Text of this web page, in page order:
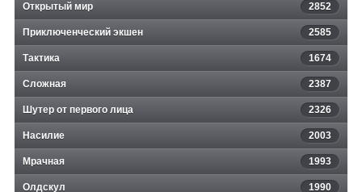
Открытый мир 2852
Приключенческий экшен 2585
Тактика 1674
Сложная 2387
Шутер от первого лица 2326
Насилие 2003
Мрачная 1993
Олдскул 1990